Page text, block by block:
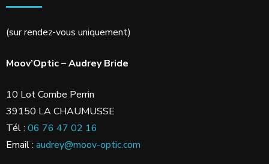
(sur rendez-vous uniquement)
Moov’Optic – Audrey Bride
10 Lot Combe Perrin
39150 LA CHAUMUSSE
Tél : 06 76 47 02 16
Email : audrey@moov-optic.com